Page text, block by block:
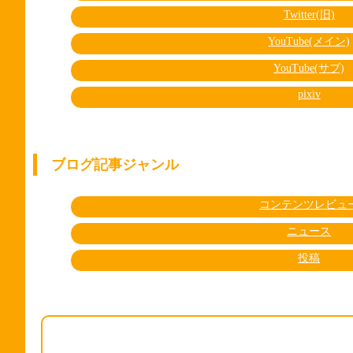
Twitter(旧)
YouTube(メイン)
YouTube(サブ)
pixiv
ブログ記事ジャンル
コンテンツレビュ
ニュース
投稿